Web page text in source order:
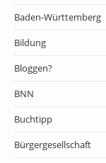
Baden-Württemberg
Bildung
Bloggen?
BNN
Buchtipp
Bürgergesellschaft